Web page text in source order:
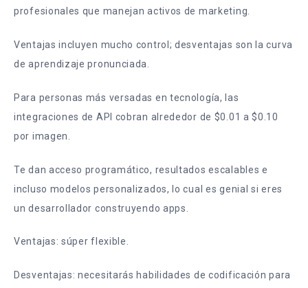
profesionales que manejan activos de marketing.
Ventajas incluyen mucho control; desventajas son la curva
de aprendizaje pronunciada.
Para personas más versadas en tecnología, las
integraciones de API cobran alrededor de $0.01 a $0.10
por imagen.
Te dan acceso programático, resultados escalables e
incluso modelos personalizados, lo cual es genial si eres
un desarrollador construyendo apps.
Ventajas: súper flexible.
Desventajas: necesitarás habilidades de codificación para